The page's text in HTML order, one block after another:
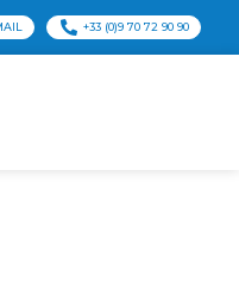
+33 (0)9 70 72 90 90